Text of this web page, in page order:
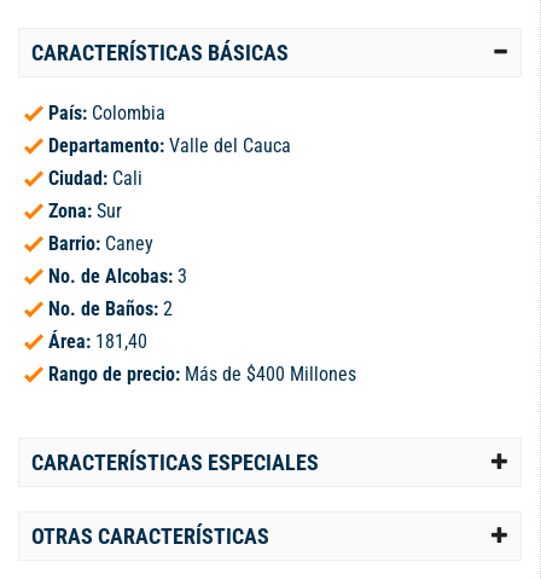
CARACTERÍSTICAS BÁSICAS
País: Colombia
Departamento: Valle del Cauca
Ciudad: Cali
Zona: Sur
Barrio: Caney
No. de Alcobas: 3
No. de Baños: 2
Área: 181,40
Rango de precio: Más de $400 Millones
CARACTERÍSTICAS ESPECIALES
OTRAS CARACTERÍSTICAS